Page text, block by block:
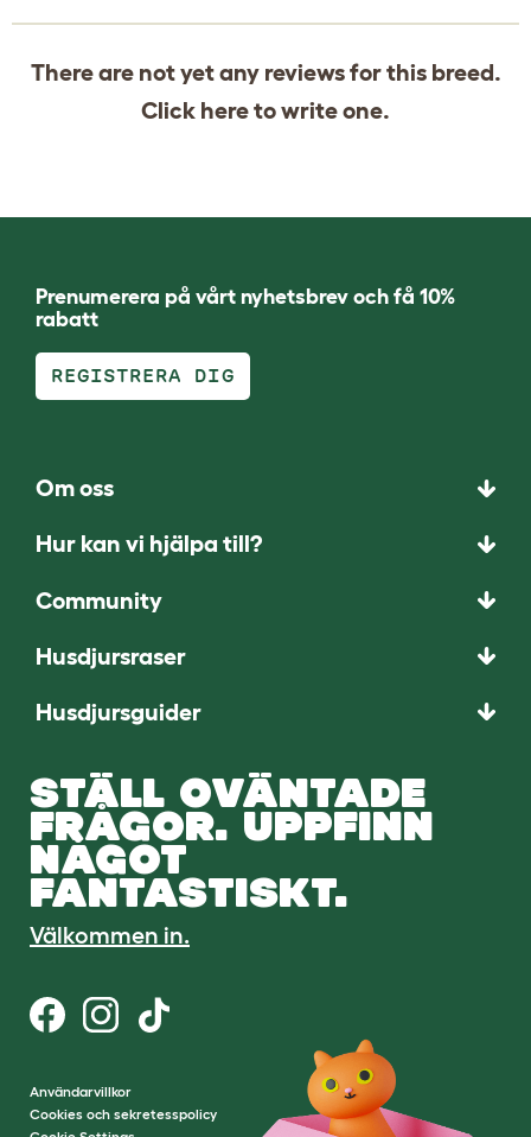
There are not yet any reviews for this breed.
Click hereto write one.
Prenumerera på vårt nyhetsbrev och få 10%
rabatt
REGISTRERA DIG
Om oss
Hur kan vi hjälpa till?
Community
Husdjursraser
Husdjursguider
STÄLL OVÄNTADE
FRÅGOR. UPPFINN
NÅGOT
FANTASTISKT.
Välkommen in.
Användarvillkor
Cookies och sekretesspolicy